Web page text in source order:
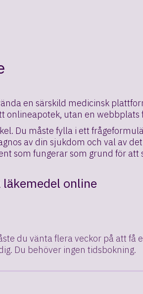
en särskild medicinsk
onlineapotek, utan en
Du måste fylla i ett
av din sjukdom och val av
som fungerar som grund för att
läkemedel online
du vänta flera veckor på att få
Du behöver ingen tidsbokning.